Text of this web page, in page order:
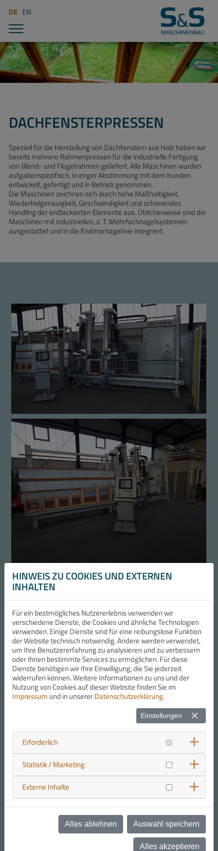
DE EN
DACHFENSTERPRESSEN
Speziell für die Herstellung von Dachfenstern aus Holz haben wir
bereits mehrere Rahmenpressen für die industrielle Fertigung
von Blend- und Flügelrahmen geliefert. Alle Maschinen wurden
aufgabenspezifisch, in enger Abstimmung mit dem Kunden
entwickelt, gefertigt und in Betrieb genommen.
Die Maschinen zeichnen sich durch hohe Maßhaltigkeit,
Wiederholgenauigkeit, Geschwindigkeit und schonendes
Handling der endlackierten Elemente aus. Üblicherweise sind die
Maschinen mit industriellen, z. T. Mehrfachnagelsystemen
ausgestattet und in die Endmontagelinie integriert.
HINWEIS ZU COOKIES UND EXTERNEN
INHALTEN
Für ein bestmögliches Nutzererlebnis verwenden wir
verschiedene Dienste, die Cookies und ähnliche Technologien
verwenden. Einige Dienste sind für eine reibungslose Funktion
der Website technisch notwendig. Andere werden verwendet,
um Ihre Benutzererfahrung zu analysieren und zu verbessern
oder Ihnen bestimmte Services zu ermöglichen. Für diese
Dienste benötigen wir Ihre Einwilligung, die Sie jederzeit
widerrufen können. Weitere Informationen zu uns und der
Nutzung von Cookies auf dieser Website finden Sie im
Impressum und in unsererDatenschutzerklärung.
Einstellungen
Erforderlich
Statistik / Marketing
Externe Inhalte
Alles ablehnen Auswahl speichern
Alles akzeptieren